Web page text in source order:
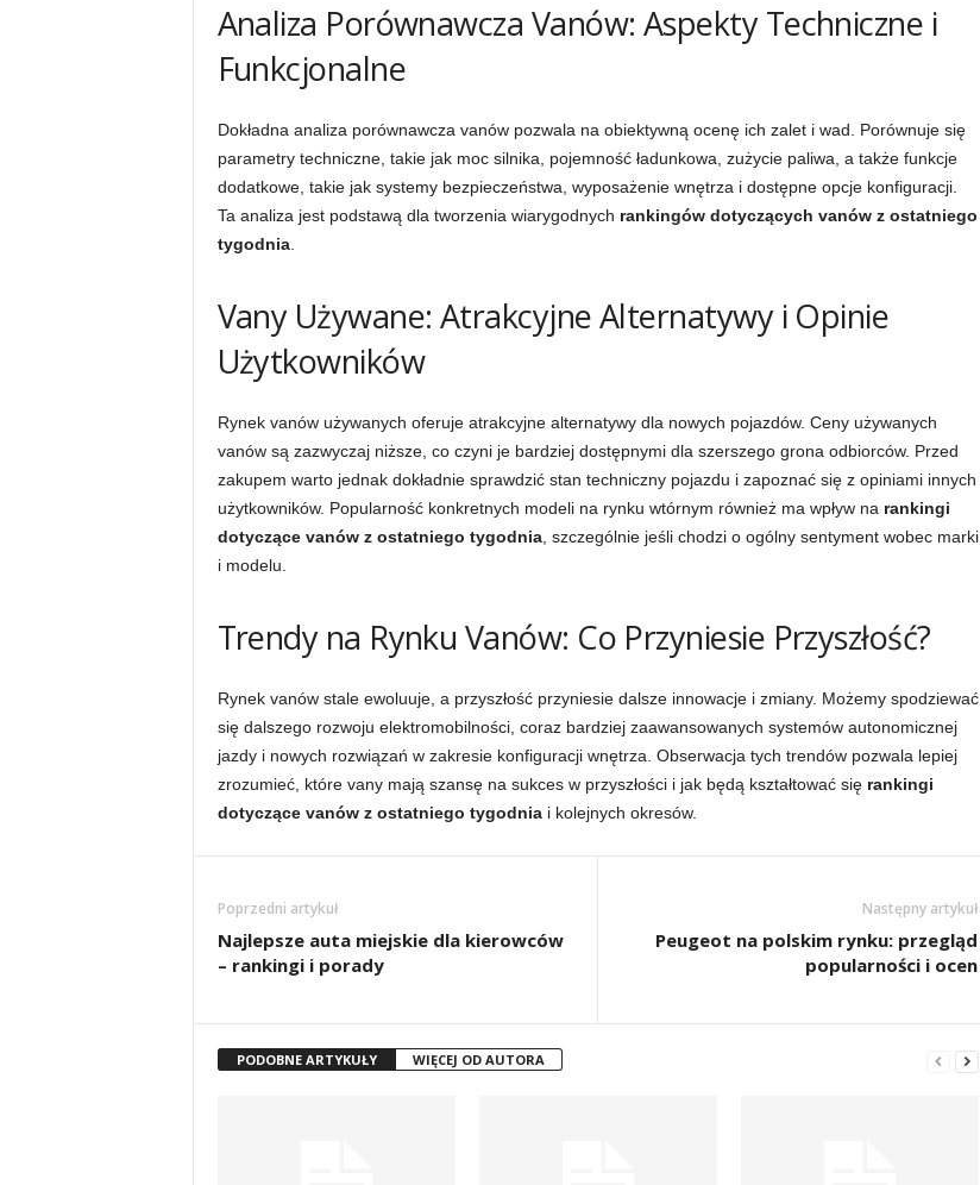
Analiza Porównawcza Vanów: Aspekty Techniczne i
Funkcjonalne
Dokładna analiza porównawcza vanów pozwala na obiektywną ocenę ich zalet i wad. Porównuje się
parametry techniczne, takie jak moc silnika, pojemność ładunkowa, zużycie paliwa, a także funkcje
dodatkowe, takie jak systemy bezpieczeństwa, wyposażenie wnętrza i dostępne opcje konfiguracji.
Ta analiza jest podstawą dla tworzenia wiarygodnych rankingów dotyczących vanów z ostatniego
tygodnia.
Vany Używane: Atrakcyjne Alternatywy i Opinie
Użytkowników
Rynek vanów używanych oferuje atrakcyjne alternatywy dla nowych pojazdów. Ceny używanych
vanów są zazwyczaj niższe, co czyni je bardziej dostępnymi dla szerszego grona odbiorców. Przed
zakupem warto jednak dokładnie sprawdzić stan techniczny pojazdu i zapoznać się z opiniami innych
użytkowników. Popularność konkretnych modeli na rynku wtórnym również ma wpływ na rankingi
dotyczące vanów z ostatniego tygodnia, szczególnie jeśli chodzi o ogólny sentyment wobec marki
i modelu.
Trendy na Rynku Vanów: Co Przyniesie Przyszłość?
Rynek vanów stale ewoluuje, a przyszłość przyniesie dalsze innowacje i zmiany. Możemy spodziewać
się dalszego rozwoju elektromobilności, coraz bardziej zaawansowanych systemów autonomicznej
jazdy i nowych rozwiązań w zakresie konfiguracji wnętrza. Obserwacja tych trendów pozwala lepiej
zrozumieć, które vany mają szansę na sukces w przyszłości i jak będą kształtować się rankingi
dotyczące vanów z ostatniego tygodniai kolejnych okresów.
Poprzedni artykuł
Najlepsze auta miejskie dla kierowców
– rankingi i porady
Następny artykuł
Peugeot na polskim rynku: przegląd
popularności i ocen
PODOBNE ARTYKUŁY WIĘCEJ OD AUTORA